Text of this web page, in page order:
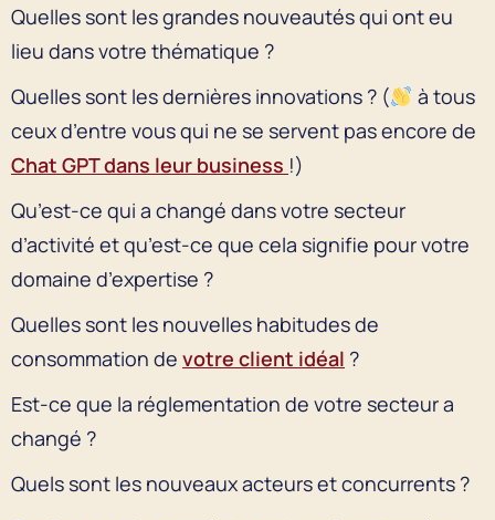
Quelles sont les grandes nouveautés qui ont eu
lieu dans votre thématique ?
Quelles sont les dernières innovations ? (
à tous
ceux d’entre vous qui ne se servent pas encore de
Chat GPT dans leur business !)
Qu’est-ce qui a changé dans votre secteur
d’activité et qu’est-ce que cela signifie pour votre
domaine d’expertise ?
Quelles sont les nouvelles habitudes de
consommation de votre client idéal ?
Est-ce que la réglementation de votre secteur a
changé ?
Quels sont les nouveaux acteurs et concurrents ?